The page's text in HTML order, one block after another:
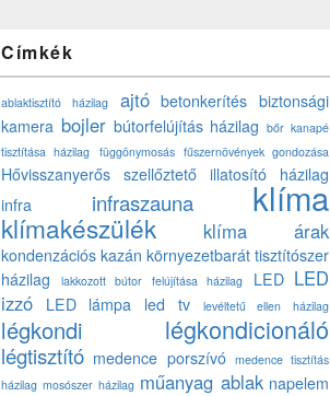
Címkék
ablaktisztító házilag ajtó betonkerítés biztonsági
kamera bojler bútorfelújítás házilag bőr kanapé
tisztítása házilag függönymosás fűszernövények gondozása
Hővisszanyerős szellőztető illatosító házilag
infra
infraszauna klíma
klímakészülék klíma árak
kondenzációs kazán környezetbarát tisztítószer
házilag
lakkozott bútor felújítása házilag LED LED
izzó
LED lámpa led tv levéltetű ellen házilag
légkondi légkondicionáló
légtisztító medence porszívó medence tisztítás
házilag mosószer házilag műanyag ablak napelem